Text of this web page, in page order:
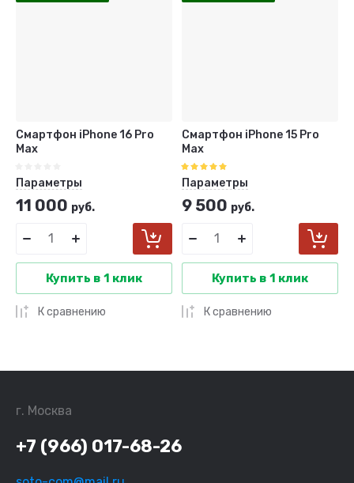
Смартфон iPhone 16 Pro
Max
Параметры
11 000 руб.
Купить в 1 клик
К сравнению
Смартфон iPhone 15 Pro
Max
Параметры
9 500 руб.
Купить в 1 клик
К сравнению
г. Москва
+7 (966) 017-68-26